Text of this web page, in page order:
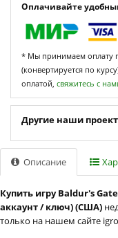
Оплачивайте
* Мы принимаем оплату
(конвертируется по
оплатой, свяжитесь с
Другие наши
Описание
Купить игру Baldur's
аккаунт / ключ) (США)
только на нашем сайте